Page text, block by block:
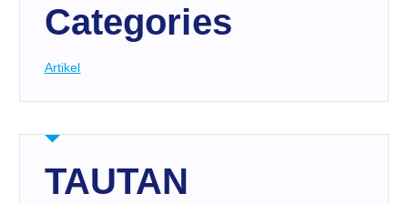
Categories
Artikel
TAUTAN